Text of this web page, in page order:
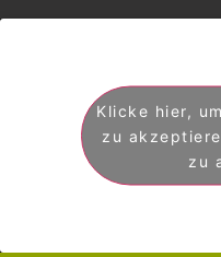
Klicke hier,
zu
zu